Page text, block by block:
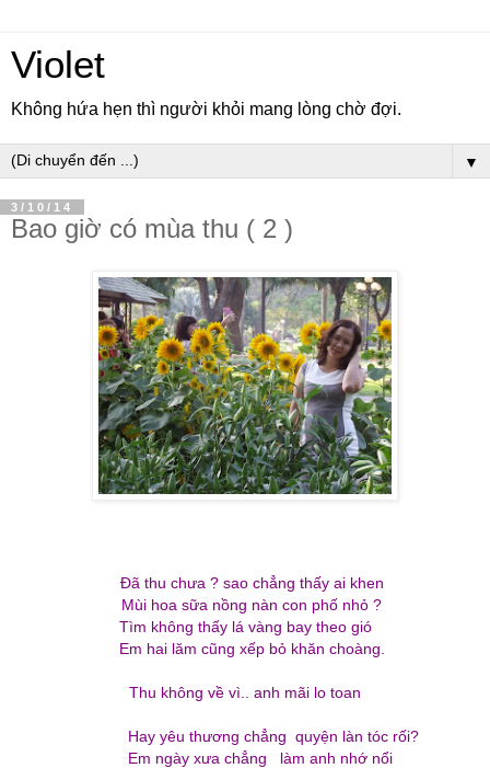
Violet
Không hứa hẹn thì người khỏi mang lòng chờ đợi.
▼
3/10/14
Bao giờ có mùa thu ( 2 )
Đã thu chưa ? sao chẳng thấy ai khen
Mùi hoa sữa nồng nàn con phố nhỏ ?
Tìm không thấy lá vàng bay theo gió
Em hai lăm cũng xếp bỏ khăn choàng.
Thu không về vì.. anh mãi lo toan
Hay yêu thương chẳng quyện làn tóc rối?
Em ngày xưa chẳng làm anh nhớ nổi